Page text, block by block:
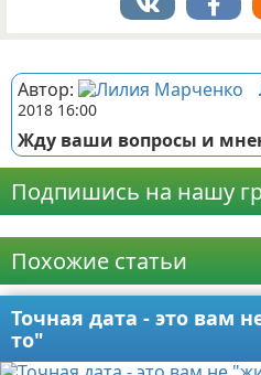
Автор:
2018 16:00
Жду ваши вопросы и
Подпишись на нашу
Похожие статьи
Точная дата - это вам
то"